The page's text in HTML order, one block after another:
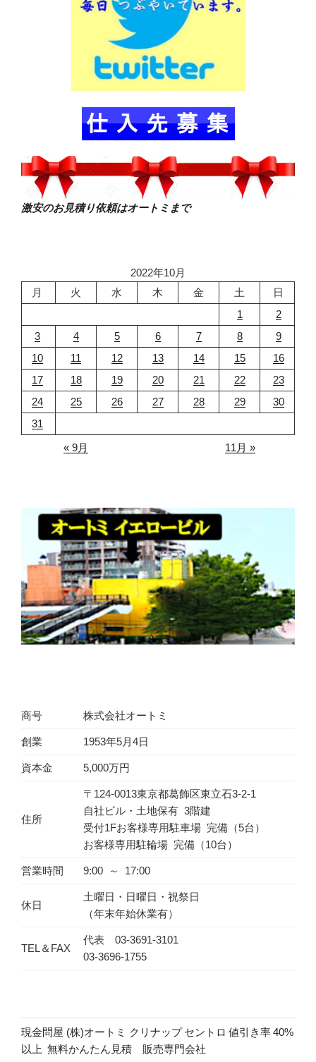
激安のお見積り依頼はオートミまで
2022年10月
月
火 水 木 金 土
日
1
2
3
4 5 6 7 8
9
10
11 12 13 14 15
16
17
18 19 20 21 22
23
24
25 26 27 28 29
30
31
« 9月
11月 »
商号 株式会社オートミ
創業 1953年5月4日
資本金 5,000万円
住所
〒124-0013東京都葛飾区東立石3-2-1
自社ビル・土地保有 3階建
受付1Fお客様専用駐車場 完備（5台）
お客様専用駐輪場 完備（10台）
営業時間 9:00 ～ 17:00
休日
土曜日・日曜日・祝祭日
（年末年始休業有）
TEL＆FAX
代表 03-3691-3101
03-3696-1755
現金問屋 (株)オートミ クリナップ セントロ 値引き率 40%
以上 無料かんたん見積 販売専門会社